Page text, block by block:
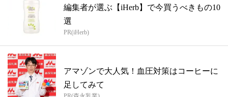
編集者が選ぶ【iHerb】で今買うべきもの10
選
PR(iHerb)
アマゾンで大人気！血圧対策はコーヒーに
足してみて